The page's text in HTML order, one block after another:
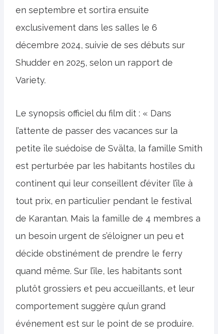
en septembre et sortira ensuite
exclusivement dans les salles le 6
décembre 2024, suivie de ses débuts sur
Shudder en 2025, selon un rapport de
Variety.
Le synopsis officiel du film dit : « Dans
l’attente de passer des vacances sur la
petite île suédoise de Svälta, la famille Smith
est perturbée par les habitants hostiles du
continent qui leur conseillent d’éviter l’île à
tout prix, en particulier pendant le festival
de Karantan. Mais la famille de 4 membres a
un besoin urgent de s’éloigner un peu et
décide obstinément de prendre le ferry
quand même. Sur l’île, les habitants sont
plutôt grossiers et peu accueillants, et leur
comportement suggère qu’un grand
événement est sur le point de se produire.